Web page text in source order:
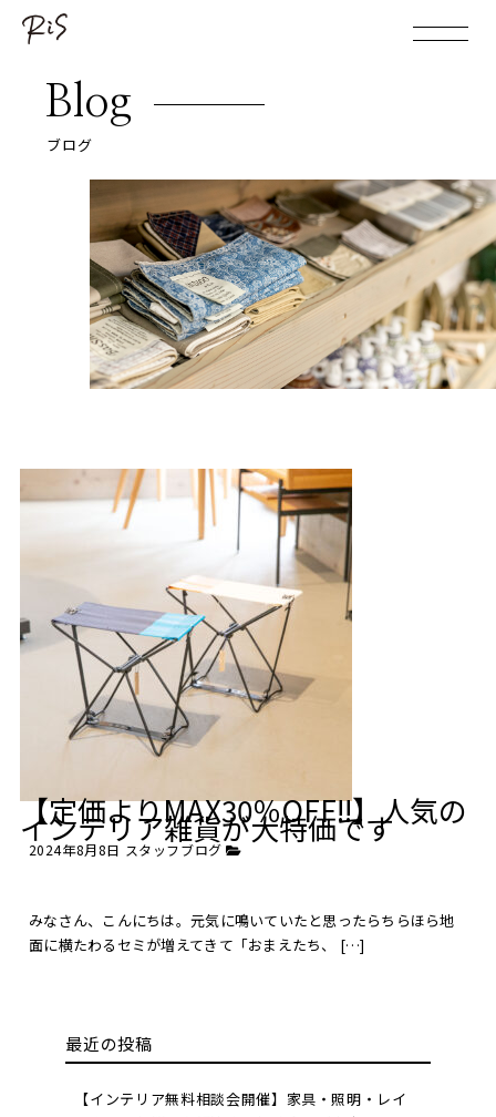
Blog
ブログ
【定価よりMAX30％OFF!!】人気の
インテリア雑貨が大特価です
2024年8月8日 スタッフブログ
みなさん、こんにちは。元気に鳴いていたと思ったらちらほら地
面に横たわるセミが増えてきて「おまえたち、 […]
最近の投稿
【インテリア無料相談会開催】家具・照明・レイ